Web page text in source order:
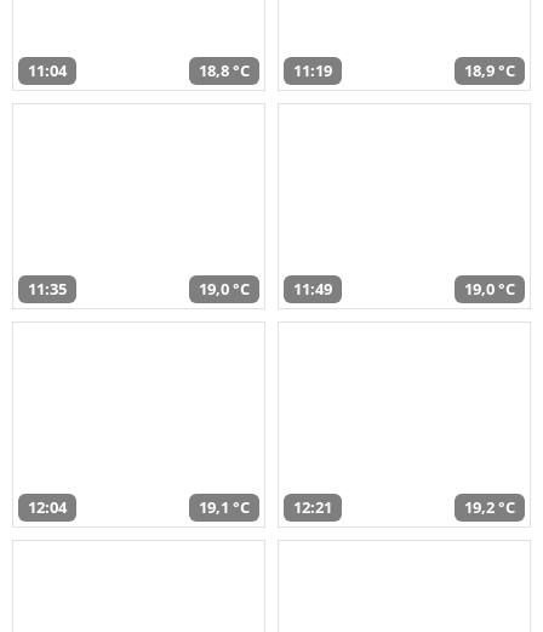
11:04 18,8 °C 11:19 18,9 °C
11:35 19,0 °C 11:49 19,0 °C
12:04 19,1 °C 12:21 19,2 °C